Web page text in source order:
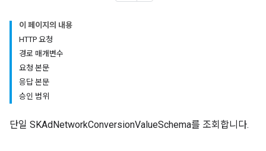
이 페이지의 내용
HTTP 요청
경로 매개변수
요청 본문
응답 본문
승인 범위
단일 SKAdNetworkConversionValueSchema를 조회합니다.